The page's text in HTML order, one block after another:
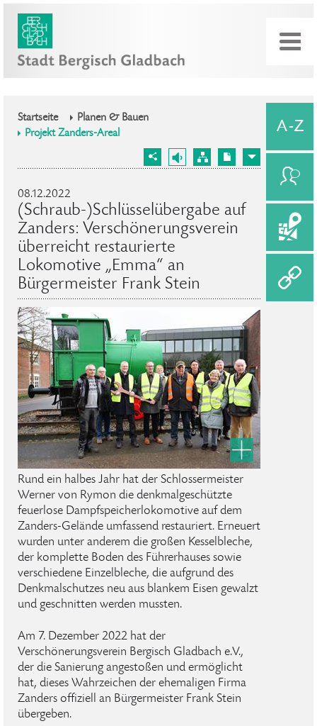
Startseite
Planen & Bauen
Projekt Zanders-Areal
08.12.2022
(Schraub-)Schlüsselübergabe auf
Zanders: Verschönerungsverein
überreicht restaurierte
Lokomotive „Emma“ an
Bürgermeister Frank Stein
Rund ein halbes Jahr hat der Schlossermeister
Werner von Rymon die denkmalgeschützte
feuerlose Dampfspeicherlokomotive auf dem
Zanders-Gelände umfassend restauriert. Erneuert
wurden unter anderem die großen Kesselbleche,
der komplette Boden des Führerhauses sowie
verschiedene Einzelbleche, die aufgrund des
Denkmalschutzes neu aus blankem Eisen gewalzt
und geschnitten werden mussten.
Am 7. Dezember 2022 hat der
Verschönerungsverein Bergisch Gladbach e.V.,
der die Sanierung angestoßen und ermöglicht
hat, dieses Wahrzeichen der ehemaligen Firma
Zanders offiziell an Bürgermeister Frank Stein
übergeben.